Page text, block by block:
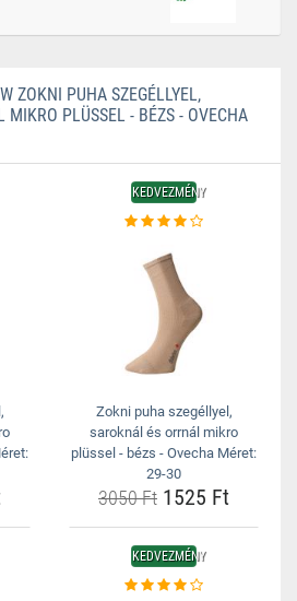
ZOKNI PUHA SZEGÉLLYEL,
MIKRO PLÜSSEL - BÉZS - OVECHA
KEDVEZMÉNY
Zokni puha szegéllyel,
saroknál és orrnál mikro
plüssel - bézs - Ovecha Méret:
29-30
3050 Ft 1525 Ft
KEDVEZMÉNY